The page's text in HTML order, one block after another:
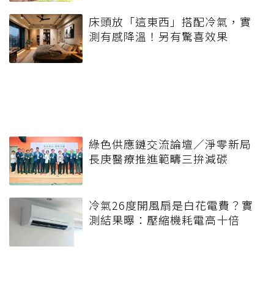
床頭放「這東西」搭配冷氣，實
測有感降溫！另有驚喜效果
綠色供應鏈交流論壇／淨零新局
長庚醫療推進範疇三拚減碳
冷氣26度開風扇是白花電費？實
測結果曝：壓縮機耗電高十倍